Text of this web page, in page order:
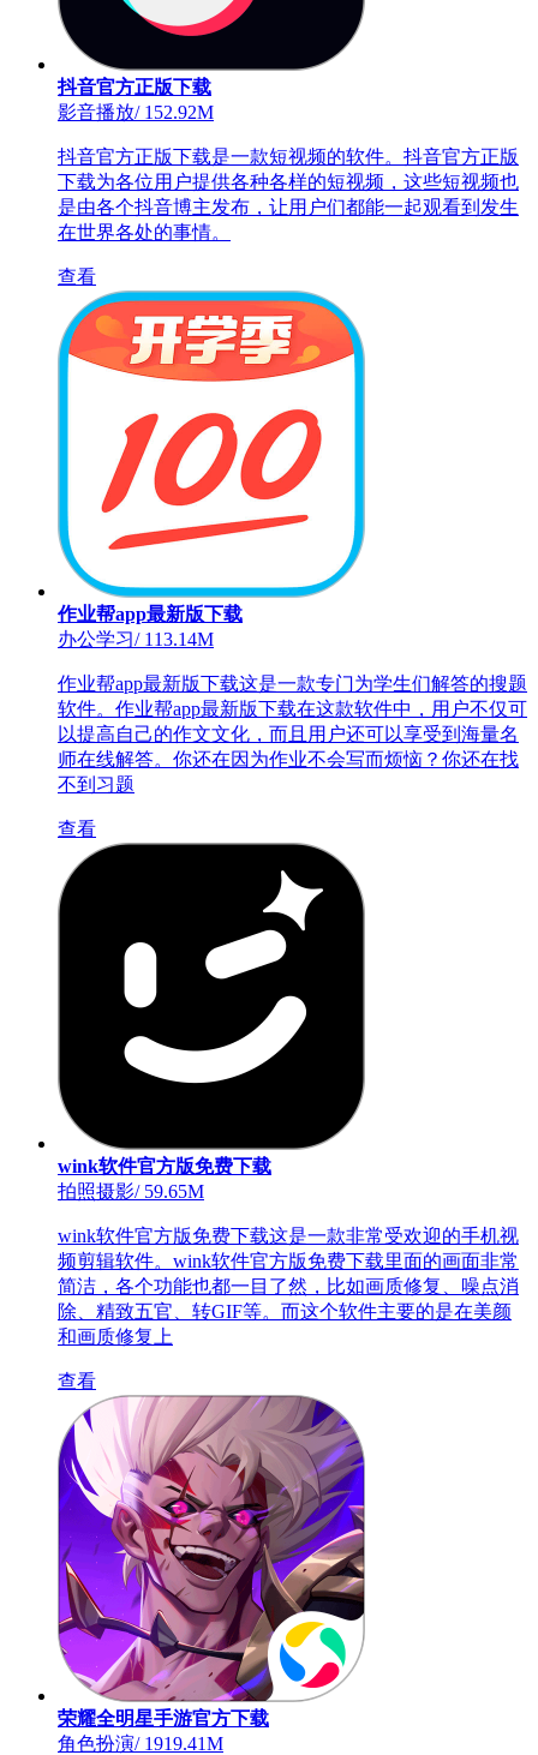
抖音官方正版下载
影音播放/152.92M
抖音官方正版下载是一款短视频的软件。抖音官方正版
下载为各位用户提供各种各样的短视频，这些短视频也
是由各个抖音博主发布，让用户们都能一起观看到发生
在世界各处的事情。
查看
作业帮app最新版下载
办公学习/113.14M
作业帮app最新版下载这是一款专门为学生们解答的搜题
软件。作业帮app最新版下载在这款软件中，用户不仅可
以提高自己的作文文化，而且用户还可以享受到海量名
师在线解答。你还在因为作业不会写而烦恼？你还在找
不到习题
查看
wink软件官方版免费下载
拍照摄影/59.65M
wink软件官方版免费下载这是一款非常受欢迎的手机视
频剪辑软件。wink软件官方版免费下载里面的画面非常
简洁，各个功能也都一目了然，比如画质修复、噪点消
除、精致五官、转GIF等。而这个软件主要的是在美颜
和画质修复上
查看
荣耀全明星手游官方下载
角色扮演/1919.41M